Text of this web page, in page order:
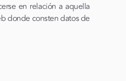
en relación a aquella
donde consten datos de